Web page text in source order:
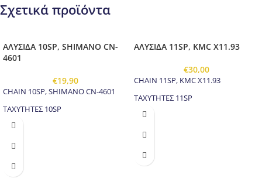
Σχετικά προϊόντα
ΑΛΥΣΙΔΑ 10SP, SHIMANO CN-
4601
€19,90
CHAIN 10SP, SHIMANO CN-4601
ΤΑΧΥΤΗΤΕΣ 10SP
ΑΛΥΣΙΔΑ 11SP, KMC X11.93
€30,00
CHAIN 11SP, KMC X11.93
ΤΑΧΥΤΗΤΕΣ 11SP